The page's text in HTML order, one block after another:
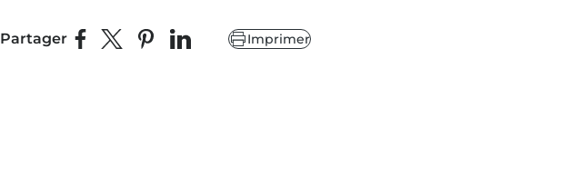
Partager Partager sur Facebook
Partager sur X
Épingler sur Pinterest
Partager sur LinkedIn
Imprimer